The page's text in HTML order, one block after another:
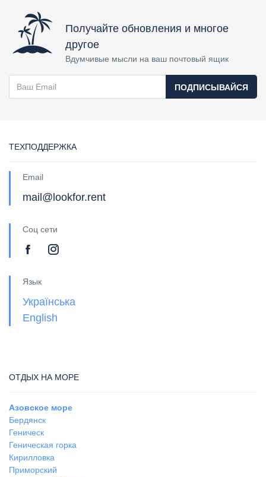
Получайте обновления и многое
другое
Вдумчивые мысли на ваш почтовый ящик
ПОДПИСЫВАЙСЯ
ТЕХПОДДЕРЖКА
Email
mail@lookfor.rent
Соц сети
Язык
Українська
English
ОТДЫХ НА МОРЕ
Азовское море
Бердянск
Геническ
Геническая горка
Кирилловка
Приморский